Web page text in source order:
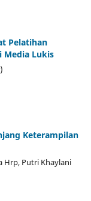
Pelatihan
Media Lukis
Keterampilan
Hrp, Putri Khaylani